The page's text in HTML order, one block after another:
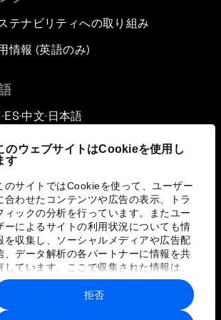
のウェブサイトはCookieを使用し
す
のサイトではCookieを使って、ユーザー
合わせたコンテンツや広告の表示、トラ
ィックの分析を行っています。またユー
ーによるサイトの利用状況についても情
を収集し、ソーシャルメディアや広告配
、データ解析の各パートナーに情報を共
しています。ここで収集された情報は、
ーザーが各パートナーに提供した他の情
や各パートナーのサービスを使用した際
収集された情報と組み合わされ、各パー
拒否
テナビリティへの取り組み
情報 (英語のみ)
▪ ES▪中文▪ 日本語